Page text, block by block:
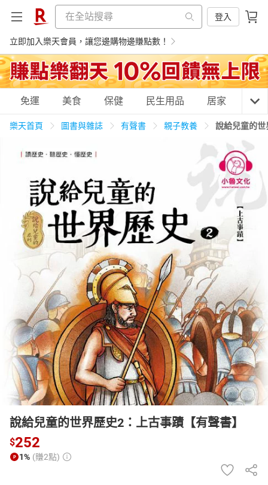
登入
立即加入樂天會員，讓您邊購物邊賺點數！
購物網分類
天天免運 美食蛋糕 民生用品
居家生活 3C家電 運動休閒 親子玩具
男裝 化妝保養 情趣用品
日本購物 電子/紙本書
HOT
免運 美食 保健 民生用品 居家 3C
樂天首頁 圖書與雜誌 有聲書 親子教養 說給兒童的
說給兒童的世界歷史2：上古事蹟【有聲書】
$252
1% (賺2點)